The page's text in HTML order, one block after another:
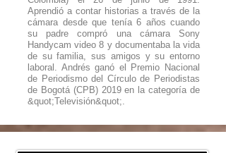
Aprendió a contar historias a través de la
cámara desde que tenía 6 años cuando
su padre compró una cámara Sony
Handycam video 8 y documentaba la vida
de su familia, sus amigos y su entorno
laboral. Andrés ganó el Premio Nacional
de Periodismo del Círculo de Periodistas
de Bogotá (CPB) 2019 en la categoría de
&quot;Televisión&quot;.